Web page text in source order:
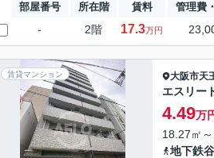
部屋番号 所在階 賃料 管理費
- 2階 17.3万円
賃貸マンション 大阪市天
エスリー
4.49万
18.27㎡
地下鉄